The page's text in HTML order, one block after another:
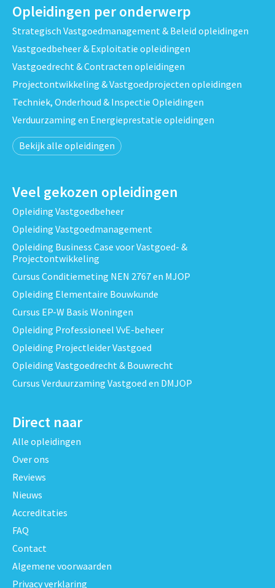
Opleidingen per onderwerp
Strategisch Vastgoedmanagement & Beleid opleidingen
Vastgoedbeheer & Exploitatie opleidingen
Vastgoedrecht & Contracten opleidingen
Projectontwikkeling & Vastgoedprojecten opleidingen
Techniek, Onderhoud & Inspectie Opleidingen
Verduurzaming en Energieprestatie opleidingen
Bekijk alle opleidingen
Veel gekozen opleidingen
Opleiding Vastgoedbeheer
Opleiding Vastgoedmanagement
Opleiding Business Case voor Vastgoed- &
Projectontwikkeling
Cursus Conditiemeting NEN 2767 en MJOP
Opleiding Elementaire Bouwkunde
Cursus EP-W Basis Woningen
Opleiding Professioneel VvE-beheer
Opleiding Projectleider Vastgoed
Opleiding Vastgoedrecht & Bouwrecht
Cursus Verduurzaming Vastgoed en DMJOP
Direct naar
Alle opleidingen
Over ons
Reviews
Nieuws
Accreditaties
FAQ
Contact
Algemene voorwaarden
Privacy verklaring